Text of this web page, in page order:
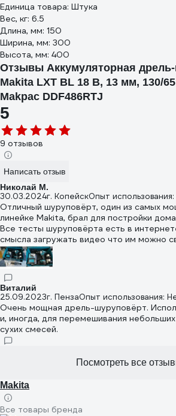
Единица товара: Штука
Вес, кг: 6.5
Длина, мм: 150
Ширина, мм: 300
Высота, мм: 400
Отзывы Аккумуляторная
Makita LXT BL 18 В, 13 мм, 130/
Makpac DDF486RTJ
5
9 отзывов
Написать отзыв
Николай М.
30.03.2024г. КопейскОпыт
Отличный шуруповёрт, один из самых
линейке Makita, брал для постройки
Все тесты шуруповёрта есть в
смысла загружать видео что им можно
больших диаметров в лёгкую крутить
глухари и так далее.
Виталий
25.09.2023г. ПензаОпыт использования:
Очень мощная дрель-шуруповёрт.
и, иногда, для перемешивания
сухих смесей.
Посмотреть все
Makita
Все товары бренда